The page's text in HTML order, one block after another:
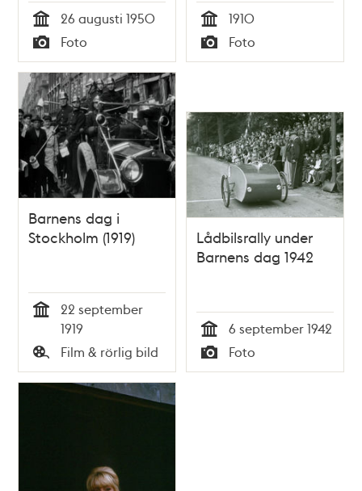
Tid
26 augusti 1950
Typ
Foto Tid
1910
Typ
Foto
Barnens dag i
Stockholm (1919)
22 september
1919
Typ
Film & rörlig bild
Lådbilsrally under
Barnens dag 1942
Tid
6 september 1942
Typ
Foto